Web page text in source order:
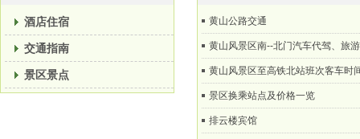
酒店住宿
交通指南
景区景点
黄山公路交通
黄山风景区南--北门汽车代驾、旅
黄山风景区至高铁北站班次客车时
景区换乘站点及价格一览
排云楼宾馆